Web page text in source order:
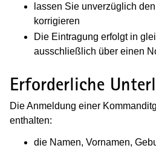
lassen Sie unverzüglich
korrigieren
Die Eintragung erfolgt in
ausschließlich über einen
Erforderliche
Die Anmeldung einer
enthalten:
die Namen, Vornamen,